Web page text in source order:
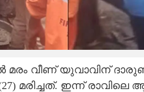
വീണ് യുവാവിന്
മരിച്ചത്. ഇന്ന്